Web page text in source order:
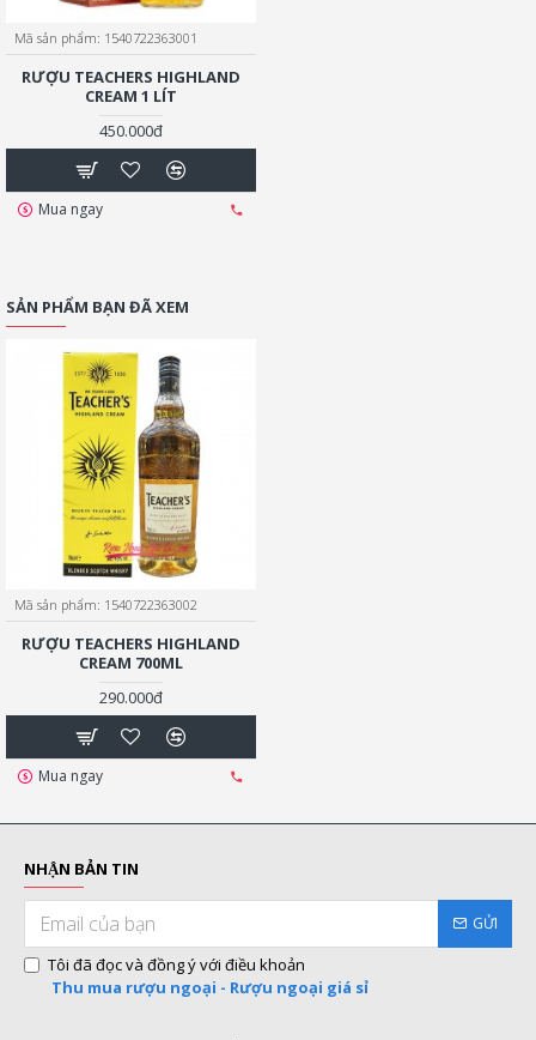
Mã sản phẩm: 1540722363001
RƯỢU TEACHERS HIGHLAND
CREAM 1 LÍT
450.000đ
Mua ngay
SẢN PHẨM BẠN ĐÃ XEM
Mã sản phẩm: 1540722363002
RƯỢU TEACHERS HIGHLAND
CREAM 700ML
290.000đ
Mua ngay
NHẬN BẢN TIN
GỬI
Tôi đã đọc và đồng ý với điều khoản
Thu mua rượu ngoại - Rượu ngoại giá sỉ